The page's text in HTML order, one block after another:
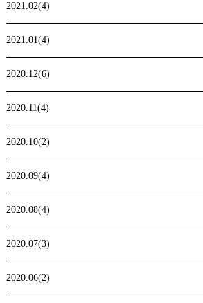
2021.02(4)
2021.01(4)
2020.12(6)
2020.11(4)
2020.10(2)
2020.09(4)
2020.08(4)
2020.07(3)
2020.06(2)